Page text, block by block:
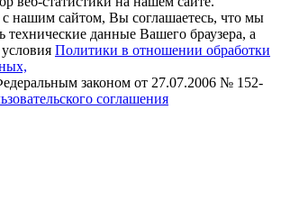
нашим сайтом, Вы соглашаетесь, что мы
технические данные Вашего браузера, а
Политики в отношении обработки
законом от 27.07.2006 № 152-
соглашения